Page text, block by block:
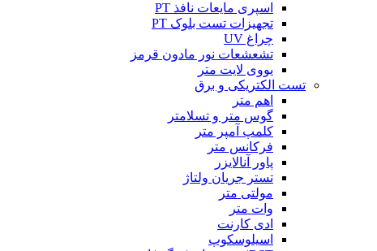
اسپری مایعات نافذ PT
تجهیزات تست بلوک PT
چراغ UV
تشعشعات نور مادون قرمز
یووی لایت متر
تست الکتریکی و برق
اهم متر
گوس متر و تسلامتر
کلمپ آمپر متر
فرکانس متر
پاور آنالایزر
تستر جریان ولتاژ
مولتی متر
وات متر
ادی کارنت
اسیلوسکوپ